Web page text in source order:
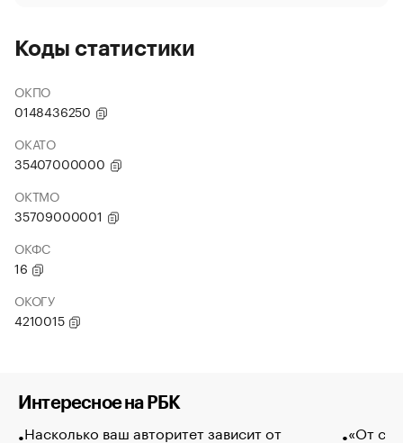
Коды статистики
ОКПО
0148436250
ОКАТО
35407000000
ОКТМО
35709000001
ОКФС
16
ОКОГУ
4210015
Интересное на РБК
Насколько ваш авторитет зависит от
«От